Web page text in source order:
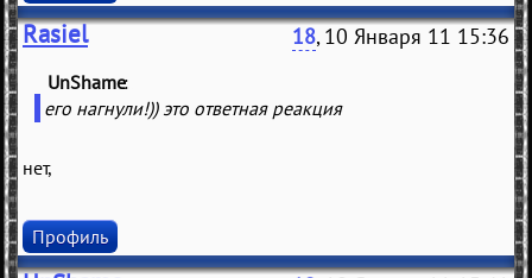
Rasiel 18, 10 Января 11 15:36
UnShame
его нагнули!)) это ответная реакция
нет,
Профиль